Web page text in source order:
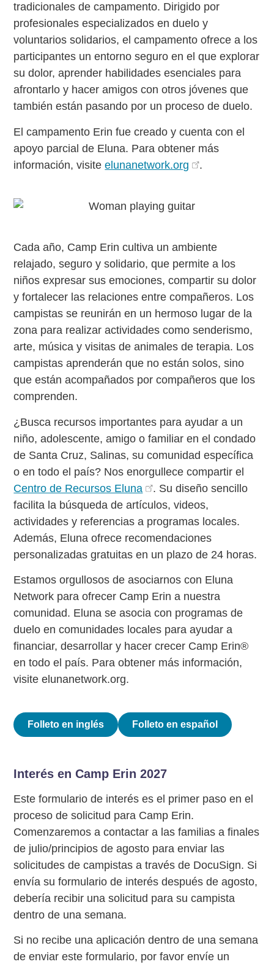
tradicionales de campamento. Dirigido por
profesionales especializados en duelo y
voluntarios solidarios, el campamento ofrece a los
participantes un entorno seguro en el que explorar
su dolor, aprender habilidades esenciales para
afrontarlo y hacer amigos con otros jóvenes que
también están pasando por un proceso de duelo.
El campamento Erin fue creado y cuenta con el
apoyo parcial de Eluna. Para obtener más
información, visiteelunanetwork.org .
Cada año, Camp Erin cultiva un ambiente
relajado, seguro y solidario, que permite a los
niños expresar sus emociones, compartir su dolor
y fortalecer las relaciones entre compañeros. Los
campistas se reunirán en un hermoso lugar de la
zona para realizar actividades como senderismo,
arte, música y visitas de animales de terapia. Los
campistas aprenderán que no están solos, sino
que están acompañados por compañeros que los
comprenden.
¿Busca recursos importantes para ayudar a un
niño, adolescente, amigo o familiar en el condado
de Santa Cruz, Salinas, su comunidad específica
o en todo el país? Nos enorgullece compartir el
Centro de Recursos Eluna
. Su diseño sencillo
facilita la búsqueda de artículos, videos,
actividades y referencias a programas locales.
Además, Eluna ofrece recomendaciones
personalizadas gratuitas en un plazo de 24 horas.
Estamos orgullosos de asociarnos con Eluna
Network para ofrecer Camp Erin a nuestra
comunidad. Eluna se asocia con programas de
duelo en comunidades locales para ayudar a
financiar, desarrollar y hacer crecer Camp Erin®
en todo el país. Para obtener más información,
visite elunanetwork.org.
Folleto en inglés Folleto en español
Interés en Camp Erin 2027
Este formulario de interés es el primer paso en el
proceso de solicitud para Camp Erin.
Comenzaremos a contactar a las familias a finales
de julio/principios de agosto para enviar las
solicitudes de campistas a través de DocuSign. Si
envía su formulario de interés después de agosto,
debería recibir una solicitud para su campista
dentro de una semana.
Si no recibe una aplicación dentro de una semana
de enviar este formulario, por favor envíe un